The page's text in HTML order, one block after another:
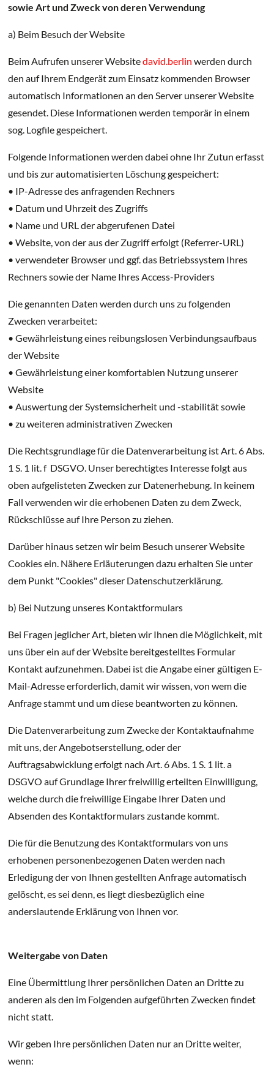
sowie Art und Zweck von deren Verwendung
a) Beim Besuch der Website
Beim Aufrufen unserer Websitedavid.berlin werden durch
den auf Ihrem Endgerät zum Einsatz kommenden Browser
automatisch Informationen an den Server unserer Website
gesendet. Diese Informationen werden temporär in einem
sog. Logfile gespeichert.
Folgende Informationen werden dabei ohne Ihr Zutun erfasst
und bis zur automatisierten Löschung gespeichert:
• IP-Adresse des anfragenden Rechners
• Datum und Uhrzeit des Zugriffs
• Name und URL der abgerufenen Datei
• Website, von der aus der Zugriff erfolgt (Referrer-URL)
• verwendeter Browser und ggf. das Betriebssystem Ihres
Rechners sowie der Name Ihres Access-Providers
Die genannten Daten werden durch uns zu folgenden
Zwecken verarbeitet:
• Gewährleistung eines reibungslosen Verbindungsaufbaus
der Website
• Gewährleistung einer komfortablen Nutzung unserer
Website
• Auswertung der Systemsicherheit und -stabilität sowie
• zu weiteren administrativen Zwecken
Die Rechtsgrundlage für die Datenverarbeitung ist Art. 6 Abs.
1 S. 1 lit. f DSGVO. Unser berechtigtes Interesse folgt aus
oben aufgelisteten Zwecken zur Datenerhebung. In keinem
Fall verwenden wir die erhobenen Daten zu dem Zweck,
Rückschlüsse auf Ihre Person zu ziehen.
Darüber hinaus setzen wir beim Besuch unserer Website
Cookies ein. Nähere Erläuterungen dazu erhalten Sie unter
dem Punkt "Cookies" dieser Datenschutzerklärung.
b) Bei Nutzung unseres Kontaktformulars
Bei Fragen jeglicher Art, bieten wir Ihnen die Möglichkeit, mit
uns über ein auf der Website bereitgestelltes Formular
Kontakt aufzunehmen. Dabei ist die Angabe einer gültigen E-
Mail-Adresse erforderlich, damit wir wissen, von wem die
Anfrage stammt und um diese beantworten zu können.
Die Datenverarbeitung zum Zwecke der Kontaktaufnahme
mit uns, der Angebotserstellung, oder der
Auftragsabwicklung erfolgt nach Art. 6 Abs. 1 S. 1 lit. a
DSGVO auf Grundlage Ihrer freiwillig erteilten Einwilligung,
welche durch die freiwillige Eingabe Ihrer Daten und
Absenden des Kontaktformulars zustande kommt.
Die für die Benutzung des Kontaktformulars von uns
erhobenen personenbezogenen Daten werden nach
Erledigung der von Ihnen gestellten Anfrage automatisch
gelöscht, es sei denn, es liegt diesbezüglich eine
anderslautende Erklärung von Ihnen vor.
Weitergabe von Daten
Eine Übermittlung Ihrer persönlichen Daten an Dritte zu
anderen als den im Folgenden aufgeführten Zwecken findet
nicht statt.
Wir geben Ihre persönlichen Daten nur an Dritte weiter,
wenn: